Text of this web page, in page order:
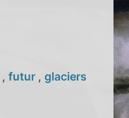
,futur ,glaciers